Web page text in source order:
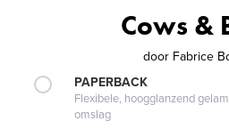
Cows &
door Fabrice
PAPERBACK
Flexibele, hoogglanzend
omslag